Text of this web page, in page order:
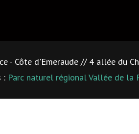
- Côte d'Emeraude // 4 allée du
: Parc naturel régional Vallée de la